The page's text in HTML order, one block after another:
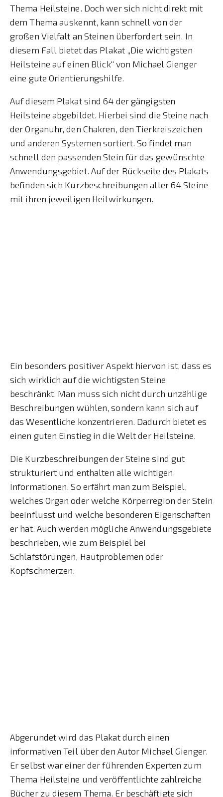
Thema Heilsteine. Doch wer sich nicht direkt mit
dem Thema auskennt, kann schnell von der
großen Vielfalt an Steinen überfordert sein. In
diesem Fall bietet das Plakat „Die wichtigsten
Heilsteine auf einen Blick“ von Michael Gienger
eine gute Orientierungshilfe.
Auf diesem Plakat sind 64 der gängigsten
Heilsteine abgebildet. Hierbei sind die Steine nach
der Organuhr, den Chakren, den Tierkreiszeichen
und anderen Systemen sortiert. So findet man
schnell den passenden Stein für das gewünschte
Anwendungsgebiet. Auf der Rückseite des Plakats
befinden sich Kurzbeschreibungen aller 64 Steine
mit ihren jeweiligen Heilwirkungen.
Ein besonders positiver Aspekt hiervon ist, dass es
sich wirklich auf die wichtigsten Steine
beschränkt. Man muss sich nicht durch unzählige
Beschreibungen wühlen, sondern kann sich auf
das Wesentliche konzentrieren. Dadurch bietet es
einen guten Einstieg in die Welt der Heilsteine.
Die Kurzbeschreibungen der Steine sind gut
strukturiert und enthalten alle wichtigen
Informationen. So erfährt man zum Beispiel,
welches Organ oder welche Körperregion der Stein
beeinflusst und welche besonderen Eigenschaften
er hat. Auch werden mögliche Anwendungsgebiete
beschrieben, wie zum Beispiel bei
Schlafstörungen, Hautproblemen oder
Kopfschmerzen.
Abgerundet wird das Plakat durch einen
informativen Teil über den Autor Michael Gienger.
Er selbst war einer der führenden Experten zum
Thema Heilsteine und veröffentlichte zahlreiche
Bücher zu diesem Thema. Er beschäftigte sich